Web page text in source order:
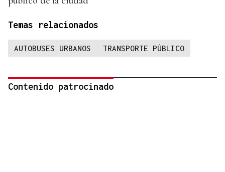
Temas relacionados
AUTOBUSES URBANOS TRANSPORTE PÚBLICO
Contenido patrocinado